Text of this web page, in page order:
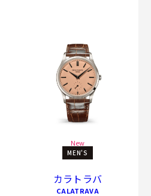
New
MEN'S
カラトラバ
CALATRAVA